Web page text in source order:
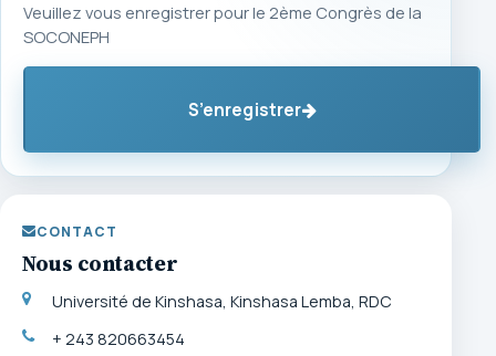
Veuillez vous enregistrer pour le 2ème Congrès de la
SOCONEPH
S’enregistrer
CONTACT
Nous contacter
Université de Kinshasa, Kinshasa Lemba, RDC
+ 243 820663454